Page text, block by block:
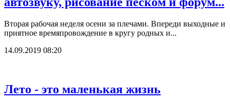
Вторая рабочая неделя осени за плечами. Впереди выходные и
приятное времяпровождение в кругу родных и...
14.09.2019 08:20
Лето - это маленькая жизнь